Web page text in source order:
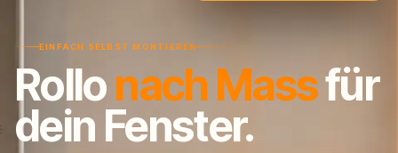
EINFACH SELBST MONTIEREN
RollonachMassfür
dein Fenster.